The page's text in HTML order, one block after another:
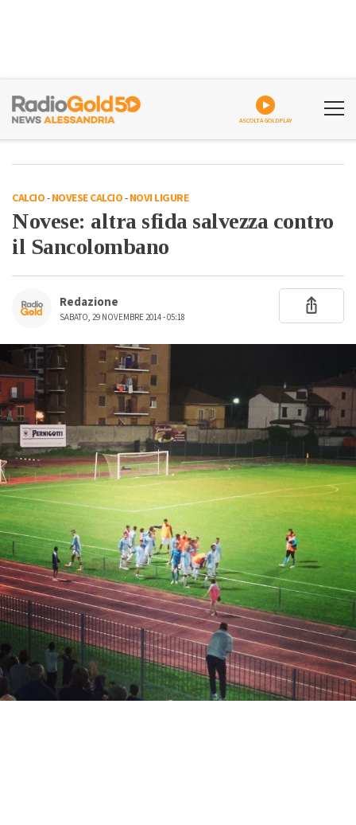
ASCOLTA GOLDPLAY
CALCIO-NOVESE CALCIO-NOVI LIGURE
Novese: altra sfida salvezza contro
il Sancolombano
Redazione
SABATO, 29 NOVEMBRE 2014 - 05:18